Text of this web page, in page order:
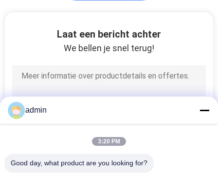
Laat een bericht achter
We bellen je snel terug!
admin
3:20 PM
Good day, what product are you looking for?